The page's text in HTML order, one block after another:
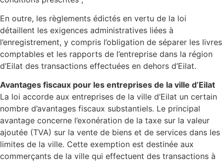
En outre, les règlements édictés en vertu de la loi
détaillent les exigences administratives liées à
l’enregistrement, y compris l’obligation de séparer les livres
comptables et les rapports de l’entreprise dans la région
d’Eilat des transactions effectuées en dehors d’Eilat.
Avantages fiscaux pour les entreprises de la ville d’Eilat
La loi accorde aux entreprises de la ville d’Eilat un certain
nombre d’avantages fiscaux substantiels. Le principal
avantage concerne l’exonération de la taxe sur la valeur
ajoutée (TVA) sur la vente de biens et de services dans les
limites de la ville. Cette exemption est destinée aux
commerçants de la ville qui effectuent des transactions à